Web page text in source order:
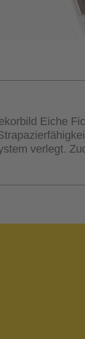
Eiche
verlegt.